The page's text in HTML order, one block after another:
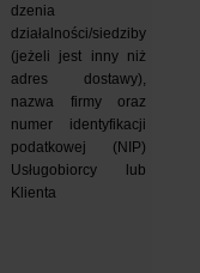
dzenia
działalności/siedziby
(jeżeli jest inny niż
adres dostawy),
nazwa firmy oraz
numer identyfikacji
podatkowej (NIP)
Usługobiorcy lub
Klienta